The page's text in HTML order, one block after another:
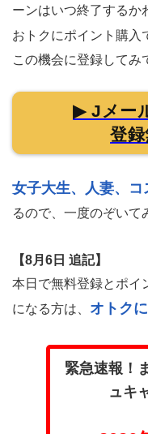
ーンはいつ終了するか
おトクにポイント購入
この機会に登録してみ
▶ Jメー
登
女子大生、人妻、
るので、一度のぞいて
【8月6日 追記】
本日で無料登録とポイ
になる方は、 オトク
緊急速報！
ュキ